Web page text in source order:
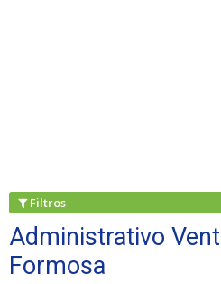
Filtros
Administrativo
Formosa